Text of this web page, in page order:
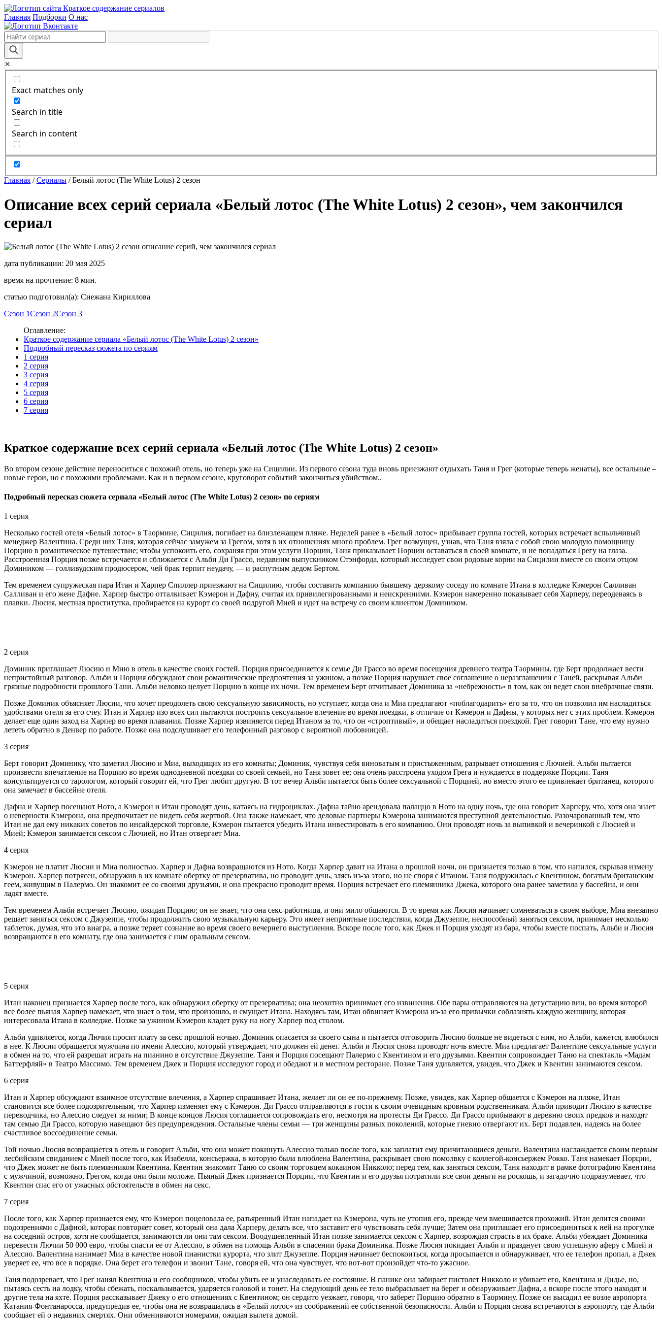
Краткое содержание сериалов
Главная Подборки О нас
Exact matches only
Search in title
Search in content
Главная /Сериалы /Белый лотос (The White Lotus) 2 сезон
Описание всех серий сериала «Белый лотос (The White Lotus) 2 сезон», чем закончился
сериал
дата публикации: 20 мая 2025
время на прочтение: 8 мин.
статью подготовил(а): Снежана Кириллова
Сезон 1Сезон 2Сезон 3
Оглавление:
Краткое содержание сериала «Белый лотос (The White Lotus) 2 сезон»
Подробный пересказ сюжета по сериям
1 серия
2 серия
3 серия
4 серия
5 серия
6 серия
7 серия
Краткое содержание всех серий сериала «Белый лотос (The White Lotus) 2 сезон»
Во втором сезоне действие переноситься с похожий отель, но теперь уже на Сицилии. Из первого сезона туда вновь приезжают отдыхать Таня и Грег (которые теперь женаты), все остальные –
новые герои, но с похожими проблемами. Как и в первом сезоне, круговорот событий закончиться убийством..
Подробный пересказ сюжета сериала «Белый лотос (The White Lotus) 2 сезон» по сериям
1 серия
Несколько гостей отеля «Белый лотос» в Таормине, Сицилия, погибает на близлежащем пляже. Неделей ранее в «Белый лотос» прибывает группа гостей, которых встречает вспыльчивый
менеджер Валентина. Среди них Таня, которая сейчас замужем за Грегом, хотя в их отношениях много проблем. Грег возмущен, узнав, что Таня взяла с собой свою молодую помощницу
Порцию в романтическое путешествие; чтобы успокоить его, сохраняя при этом услуги Порции, Таня приказывает Порции оставаться в своей комнате, и не попадаться Грегу на глаза.
Расстроенная Порция позже встречается и сближается с Альби Ди Грассо, недавним выпускником Стэнфорда, который исследует свои родовые корни на Сицилии вместе со своим отцом
Домиником — голливудским продюсером, чей брак терпит неудачу, — и распутным дедом Бертом.
Тем временем супружеская пара Итан и Харпер Спиллер приезжают на Сицилию, чтобы составить компанию бывшему дерзкому соседу по комнате Итана в колледже Кэмерон Салливан
Салливан и его жене Дафне. Харпер быстро отталкивает Кэмерон и Дафну, считая их привилегированными и неискренними. Кэмерон намеренно показывает себя Харперу, переодеваясь в
плавки. Люсия, местная проститутка, пробирается на курорт со своей подругой Мией и идет на встречу со своим клиентом Домиником.
2 серия
Доминик приглашает Люсию и Мию в отель в качестве своих гостей. Порция присоединяется к семье Ди Грассо во время посещения древнего театра Таормины, где Берт продолжает вести
непристойный разговор. Альби и Порция обсуждают свои романтические предпочтения за ужином, а позже Порция нарушает свое соглашение о неразглашении с Таней, раскрывая Альби
грязные подробности прошлого Тани. Альби неловко целует Порцию в конце их ночи. Тем временем Берт отчитывает Доминика за «небрежность» в том, как он ведет свои внебрачные связи.
Позже Доминик объясняет Люсии, что хочет преодолеть свою сексуальную зависимость, но уступает, когда она и Миа предлагают «поблагодарить» его за то, что он позволил им насладиться
удобствами отеля за его счеу. Итан и Харпер изо всех сил пытаются построить сексуальное влечение во время поездки, в отличие от Кэмерон и Дафны, у которых нет с этих проблем. Кэмерон
делает еще один заход на Харпер во время плавания. Позже Харпер извиняется перед Итаном за то, что он «строптивый», и обещает насладиться поездкой. Грег говорит Тане, что ему нужно
лететь обратно в Денвер по работе. Позже она подслушивает его телефонный разговор с вероятной любовницей.
3 серия
Берт говорит Доминику, что заметил Люсию и Миа, выходящих из его комнаты; Доминик, чувствуя себя виноватым и пристыженным, разрывает отношения с Лючией. Альби пытается
произвести впечатление на Порцию во время однодневной поездки со своей семьей, но Таня зовет ее; она очень расстроена уходом Грега и нуждается в поддержке Порции. Таня
консультируется со тарологом, который говорит ей, что Грег любит другую. В тот вечер Альби пытается быть более сексуальной с Порцией, но вместо этого ее привлекает британец, которого
она замечает в бассейне отеля.
Дафна и Харпер посещают Ното, а Кэмерон и Итан проводят день, катаясь на гидроциклах. Дафна тайно арендовала палаццо в Ното на одну ночь, где она говорит Харперу, что, хотя она знает
о неверности Кэмерона, она предпочитает не видеть себя жертвой. Она также намекает, что деловые партнеры Кэмерона занимаются преступной деятельностью. Разочарованный тем, что
Итан не дал ему никаких советов по инсайдерской торговле, Кэмерон пытается убедить Итана инвестировать в его компанию. Они проводят ночь за выпивкой и вечеринкой с Люсией и
Мией; Кэмерон занимается сексом с Лючией, но Итан отвергает Миа.
4 серия
Кэмерон не платит Люсии и Миа полностью. Харпер и Дафна возвращаются из Ното. Когда Харпер давит на Итана о прошлой ночи, он признается только в том, что напился, скрывая измену
Кэмерон. Харпер потрясен, обнаружив в их комнате обертку от презерватива, но проводит день, злясь из-за этого, но не споря с Итаном. Таня подружилась с Квентином, богатым британским
геем, живущим в Палермо. Он знакомит ее со своими друзьями, и она прекрасно проводит время. Порция встречает его племянника Джека, которого она ранее заметила у бассейна, и они
ладят вместе.
Тем временем Альби встречает Люсию, ожидая Порцию; он не знает, что она секс-работница, и они мило общаются. В то время как Люсия начинает сомневаться в своем выборе, Миа внезапно
решает заняться сексом с Джузеппе, чтобы продолжить свою музыкальную карьеру. Это имеет неприятные последствия, когда Джузеппе, неспособный заняться сексом, принимает несколько
таблеток, думая, что это виагра, а позже теряет сознание во время своего вечернего выступления. Вскоре после того, как Джек и Порция уходят из бара, чтобы вместе поспать, Альби и Люсия
возвращаются в его комнату, где она занимается с ним оральным сексом.
5 серия
Итан наконец признается Харпер после того, как обнаружил обертку от презерватива; она неохотно принимает его извинения. Обе пары отправляются на дегустацию вин, во время которой
все более пьяная Харпер намекает, что знает о том, что произошло, и смущает Итана. Находясь там, Итан обвиняет Кэмерона из-за его привычки соблазнять каждую женщину, которая
интересовала Итана в колледже. Позже за ужином Кэмерон кладет руку на ногу Харпер под столом.
Альби удивляется, когда Лючия просит плату за секс прошлой ночью. Доминик опасается за своего сына и пытается отговорить Люсию больше не видеться с ним, но Альби, кажется, влюбился
в нее. К Люсии обращается мужчина по имени Алессио, который утверждает, что должен ей денег. Альби и Люсия снова проводят ночь вместе. Миа предлагает Валентине сексуальные услуги
в обмен на то, что ей разрешат играть на пианино в отсутствие Джузеппе. Таня и Порция посещают Палермо с Квентином и его друзьями. Квентин сопровождает Таню на спектакль «Мадам
Баттерфляй» в Театро Массимо. Тем временем Джек и Порция исследуют город и обедают и в местном ресторане. Позже Таня удивляется, увидев, что Джек и Квентин занимаются сексом.
6 серия
Итан и Харпер обсуждают взаимное отсутствие влечения, а Харпер спрашивает Итана, желает ли он ее по-прежнему. Позже, увидев, как Харпер общается с Кэмерон на пляже, Итан
становится все более подозрительным, что Харпер изменяет ему с Кэмерон. Ди Грассо отправляются в гости к своим очевидным кровным родственникам. Альби приводит Люсию в качестве
переводчика, но Алессио следует за ними; В конце концов Люсия соглашается сопровождать его, несмотря на протесты Ди Грассо. Ди Грассо прибывают в деревню своих предков и находят
там семью Ди Грассо, которую навещают без предупреждения. Остальные члены семьи — три женщины разных поколений, которые гневно отвергают их. Берт подавлен, надеясь на более
счастливое воссоединение семьи.
Той ночью Люсия возвращается в отель и говорит Альби, что она может покинуть Алессио только после того, как заплатит ему причитающиеся деньги. Валентина наслаждается своим первым
лесбийским свиданием с Мией после того, как Изабелла, консьержка, в которую была влюблена Валентина, раскрывает свою помолвку с коллегой-консьержем Рокко. Таня намекает Порции,
что Джек может не быть племянником Квентина. Квентин знакомит Таню со своим торговцем кокаином Никколо; перед тем, как заняться сексом, Таня находит в рамке фотографию Квентина
с мужчиной, возможно, Грегом, когда они были моложе. Пьяный Джек признается Порции, что Квентин и его друзья потратили все свои деньги на роскошь, и загадочно подразумевает, что
Квентин спас его от ужасных обстоятельств в обмен на секс.
7 серия
После того, как Харпер признается ему, что Кэмерон поцеловала ее, разъяренный Итан нападает на Кэмерона, чуть не утопив его, прежде чем вмешивается прохожий. Итан делится своими
подозрениями с Дафной, которая повторяет совет, который она дала Харперу, делать все, что заставит его чувствовать себя лучше; Затем она приглашает его присоединиться к ней на прогулке
на соседний остров, хотя не сообщается, занимаются ли они там сексом. Воодушевленный Итан позже занимается сексом с Харпер, возрождая страсть в их браке. Альби убеждает Доминика
перевести Лючии 50 000 евро, чтобы спасти ее от Алессио, в обмен на помощь Альби в спасении брака Доминика. Позже Люсия покидает Альби и празднует свою успешную аферу с Мией и
Алессио. Валентина нанимает Миа в качестве новой пианистки курорта, что злит Джузеппе. Порция начинает беспокоиться, когда просыпается и обнаруживает, что ее телефон пропал, а Джек
уверяет ее, что все в порядке. Она берет его телефон и звонит Тане, говоря ей, что она чувствует, что вот-вот произойдет что-то ужасное.
Таня подозревает, что Грег нанял Квентина и его сообщников, чтобы убить ее и унаследовать ее состояние. В панике она забирает пистолет Никколо и убивает его, Квентина и Дидье, но,
пытаясь сесть на лодку, чтобы сбежать, поскальзывается, ударяется головой и тонет. На следующий день ее тело выбрасывает на берег и обнаруживает Дафна, а вскоре после этого находят и
другие тела на яхте. Порция рассказывает Джеку о его отношениях с Квентином; он сердито уезжает, говоря, что заберет Порцию обратно в Таормину. Позже он высадил ее возле аэропорта
Катания-Фонтанаросса, предупредив ее, чтобы она не возвращалась в «Белый лотос» из соображений ее собственной безопасности. Альби и Порция снова встречаются в аэропорту, где Альби
сообщает ей о недавних смертях. Они обмениваются номерами, ожидая вылета домой.